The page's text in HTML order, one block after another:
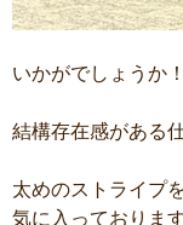
いかがでしょうか
結構存在感がある
太めのストライプ
気に入っております